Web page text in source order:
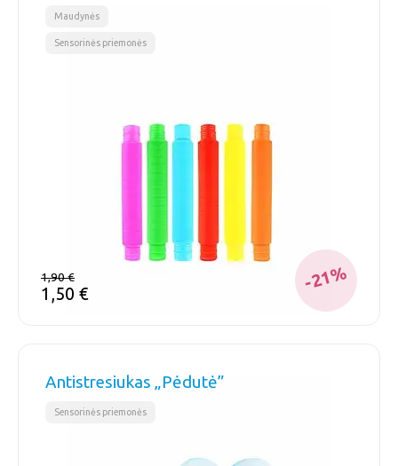
Maudynės
Sensorinės priemonės
1,90€
1,50 €
-21%
Antistresiukas „Pėdutė”
Sensorinės priemonės